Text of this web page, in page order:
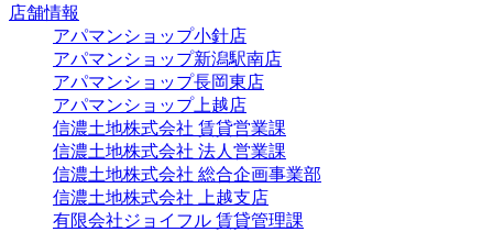
店舗情報
アパマンショップ小針店
アパマンショップ新潟駅南店
アパマンショップ長岡東店
アパマンショップ上越店
信濃土地株式会社 賃貸営業課
信濃土地株式会社 法人営業課
信濃土地株式会社 総合企画事業部
信濃土地株式会社 上越支店
有限会社ジョイフル 賃貸管理課